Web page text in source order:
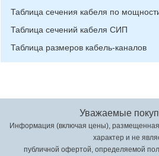
Таблица сечения кабеля по
Таблица сечений кабеля СИП
Таблица размеров кабель-каналов
Уважаемые
Информация (включая цены), размещенная
характер и не
публичной офертой, определяемой